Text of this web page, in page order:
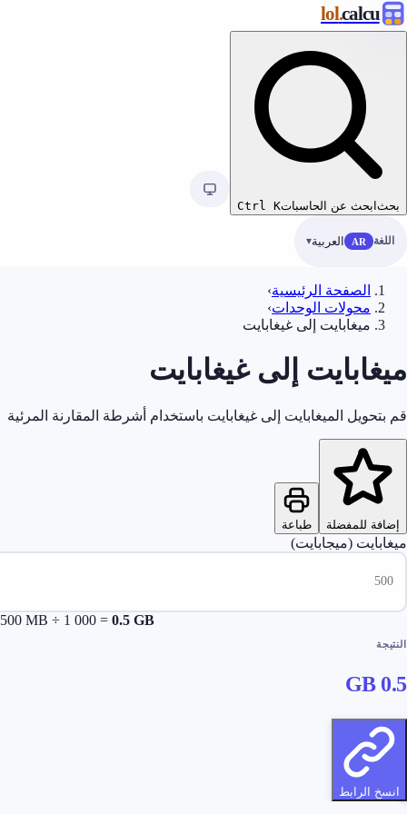
calcu
.lol
ابحث عن الحاسبات CtrlK
AR العربية
الصفحة الرئيسية›
محولات الوحدات›
ميغابايت إلى غيغابايت
إلى غيغابايت
الميغابايت إلى غيغابايت باستخدام أشرطة المقارنة المرئية
للمفضلة طباعة
(ميجابايت)
500 MB ÷ 1 000 =0.5
الرابط